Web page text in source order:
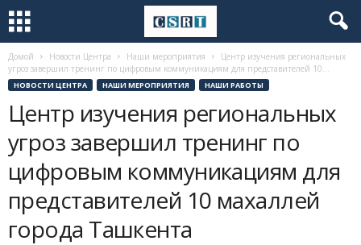
Домой Новости Центра Наши мероприятия
Центр изучения региональных
угроз завершил тренинг по цифровым коммуникациям для представителей 10...
НОВОСТИ ЦЕНТРА НАШИ МЕРОПРИЯТИЯ НАШИ РАБОТЫ
Центр изучения региональных
угроз завершил тренинг по
цифровым коммуникациям для
представителей 10 махаллей
города Ташкента